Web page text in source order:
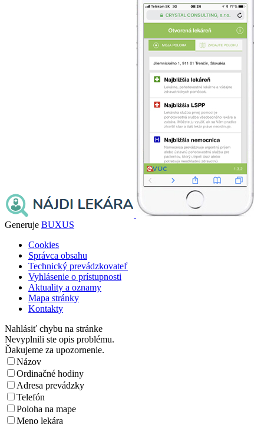
Generuje BUXUS
Cookies
Správca obsahu
Technický prevádzkovateľ
Vyhlásenie o prístupnosti
Aktuality a oznamy
Mapa stránky
Kontakty
Nahlásiť chybu na stránke
Nevyplnili ste opis problému.
Ďakujeme za upozornenie.
Názov
Ordinačné hodiny
Adresa prevádzky
Telefón
Poloha na mape
Meno lekára